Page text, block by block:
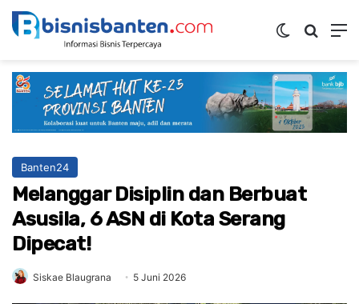
Switch skin
Banten24
Melanggar Disiplin dan Berbuat
Asusila, 6 ASN di Kota Serang
Dipecat!
Siskae Blaugrana 5 Juni 2026